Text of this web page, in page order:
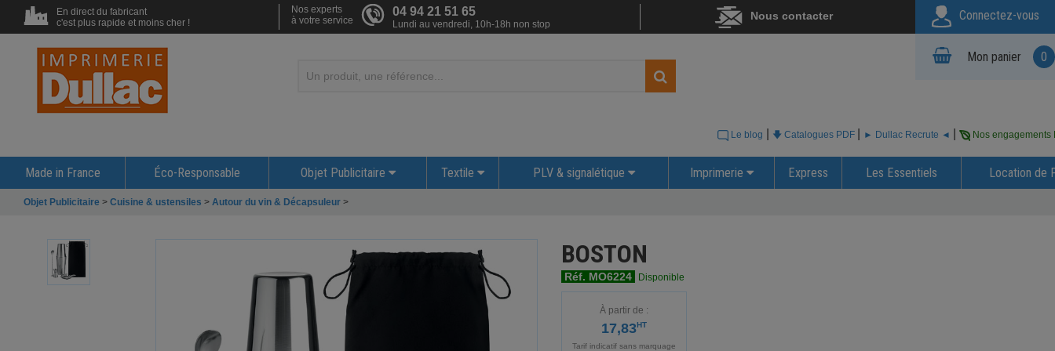
En direct du fabricant
c'est plus rapide et moins cher !
Nos experts
à votre service
04 94 21 51 65
Lundi au vendredi, 10h-18h non stop
Nous contacter Connectez-vous
Mon panier 0
Le blog 🡇 Catalogues PDF ► Dullac Recrute ◄ Nos engagements
Made in France Éco-Responsable Objet Publicitaire Textile PLV & signalétique Imprimerie Express Les Essentiels Location de
Objet Publicitaire > Cuisine & ustensiles > Autour du vin & Décapsuleur >
BOSTON
Réf. MO6224 Disponible
À partir de :
17,83HT
Tarif indicatif sans marquage